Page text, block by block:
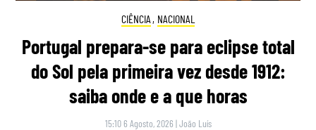
CIÊNCIA , NACIONAL
Portugal prepara-se para eclipse total
do Sol pela primeira vez desde 1912:
saiba onde e a que horas
15:10 6 Agosto, 2026 |João Luís